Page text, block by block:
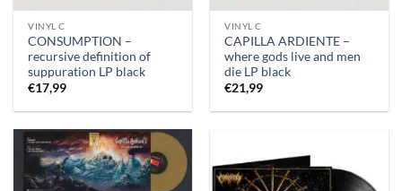
VINYL C
CONSUMPTION –
recursive definition of
suppuration LP black
€17,99
VINYL C
CAPILLA ARDIENTE –
where gods live and men
die LP black
€21,99